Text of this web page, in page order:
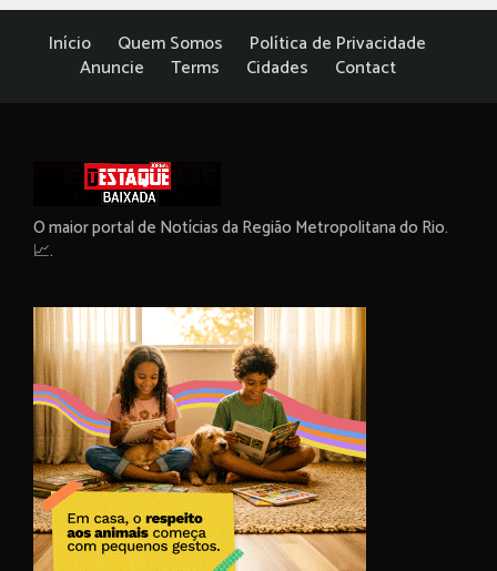
Início Quem Somos
Política de Privacidade
Anuncie
Terms Cidades Contact
O maior portal de Notícias da Região Metropolitana do Rio.
📈.